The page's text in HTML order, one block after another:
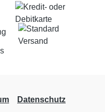
Datenschutz